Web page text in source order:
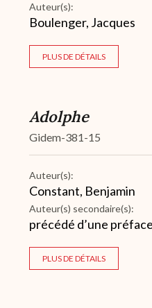
Auteur(s):
Boulenger, Jacques
PLUS DE DÉTAILS
Adolphe
Gidem-381-15
Auteur(s):
Constant, Benjamin
Auteur(s) secondaire(s):
précédé d’une
PLUS DE DÉTAILS